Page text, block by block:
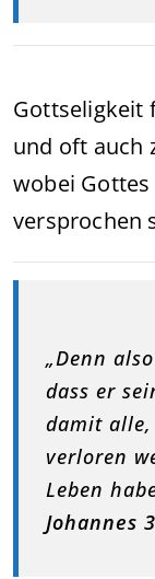
Gottseligkeit
und oft auch
wobei
versprochen
„Denn
dass er
damit
verloren
Leben
Johannes